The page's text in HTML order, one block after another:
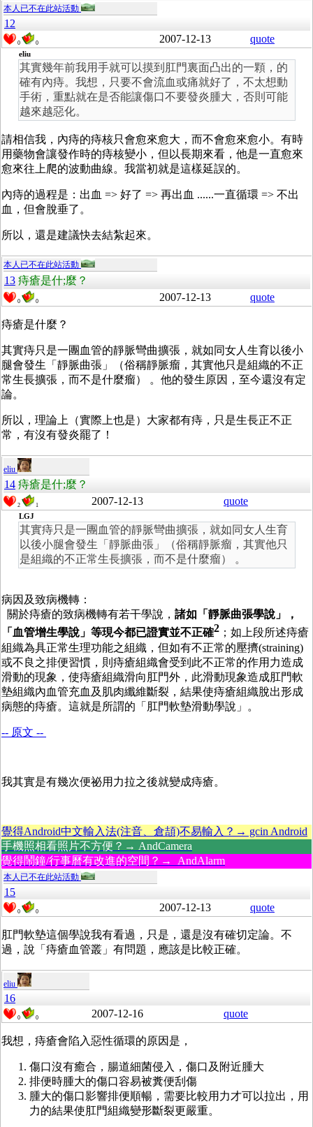
本人已不在此站活動
12
0 0 2007-12-13 quote
eliu
其實幾年前我用手就可以摸到肛門裏面凸出的一顆，的
確有內痔。我想，只要不會流血或痛就好了，不太想動
手術，重點就在是否能讓傷口不要發炎腫大，否則可能
越來越惡化。
請相信我，內痔的痔核只會愈來愈大，而不會愈來愈小。有時
用藥物會讓發作時的痔核變小，但以長期來看，他是一直愈來
愈來往上爬的波動曲線。我當初就是這樣延誤的。
內痔的過程是：出血 => 好了 => 再出血 ......一直循環 => 不出
血，但會脫垂了。
所以，還是建議快去結紮起來。
本人已不在此站活動
13 痔瘡是什;麼？
0 0 2007-12-13 quote
痔瘡是什麼？
其實痔只是一團血管的靜脈彎曲擴張，就如同女人生育以後小
腿會發生「靜脈曲張」（俗稱靜脈瘤，其實他只是組織的不正
常生長擴張，而不是什麼瘤） 。他的發生原因，至今還沒有定
論。
所以，理論上（實際上也是）大家都有痔，只是生長正不正
常，有沒有發炎罷了！
eliu
14 痔瘡是什;麼？
2 1 2007-12-13 quote
LGJ
其實痔只是一團血管的靜脈彎曲擴張，就如同女人生育
以後小腿會發生「靜脈曲張」（俗稱靜脈瘤，其實他只
是組織的不正常生長擴張，而不是什麼瘤） 。
病因及致病機轉：
關於痔瘡的致病機轉有若干學說， 諸如「靜脈曲張學說」，
「血管增生學說」等現今都已證實並不正確2 ；如上段所述痔瘡
組織為具正常生理功能之組織，但如有不正常的壓擠(straining)
或不良之排便習慣，則痔瘡組織會受到此不正常的作用力造成
滑動的現象，使痔瘡組織滑向肛門外，此滑動現象造成肛門軟
墊組織內血管充血及肌肉纖維斷裂，結果使痔瘡組織脫出形成
病態的痔瘡。這就是所謂的「肛門軟墊滑動學說」。
-- 原文 --
我其實是有幾次便祕用力拉之後就變成痔瘡。
覺得Android中文輸入法(注音、倉頡)不易輸入？→ gcin Android
手機照相看照片不方便？→ AndCamera
覺得鬧鐘/行事曆有改進的空間？→ AndAlarm
本人已不在此站活動
15
0 0 2007-12-13 quote
肛門軟墊這個學說我有看過，只是，還是沒有確切定論。不
過，說「 痔瘡血管叢」有問題，應該是比較正確。
eliu
16
0 0 2007-12-16 quote
我想，痔瘡會陷入惡性循環的原因是，
傷口沒有癒合，腸道細菌侵入，傷口及附近腫大
排便時腫大的傷口容易被糞便刮傷
腫大的傷口影響排便順暢，需要比較用力才可以拉出，用
力的結果使肛門組織變形斷裂更嚴重。